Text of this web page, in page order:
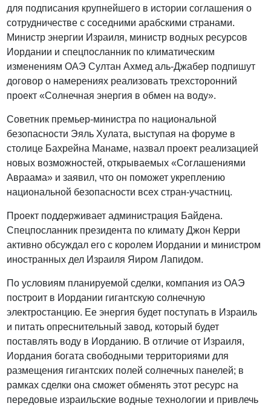
для подписания крупнейшего в истории соглашения о
сотрудничестве с соседними арабскими странами.
Министр энергии Израиля, министр водных ресурсов
Иордании и спецпосланник по климатическим
изменениям ОАЭ Султан Ахмед аль-Джабер подпишут
договор о намерениях реализовать трехсторонний
проект «Солнечная энергия в обмен на воду».
Советник премьер-министра по национальной
безопасности Эяль Хулата, выступая на форуме в
столице Бахрейна Манаме, назвал проект реализацией
новых возможностей, открываемых «Соглашениями
Авраама» и заявил, что он поможет укреплению
национальной безопасности всех стран-участниц.
Проект поддерживает администрация Байдена.
Спецпосланник президента по климату Джон Керри
активно обсуждал его с королем Иордании и министром
иностранных дел Израиля Яиром Лапидом.
По условиям планируемой сделки, компания из ОАЭ
построит в Иордании гигантскую солнечную
электростанцию. Ее энергия будет поступать в Израиль
и питать опреснительный завод, который будет
поставлять воду в Иорданию. В отличие от Израиля,
Иордания богата свободными территориями для
размещения гигантских полей солнечных панелей; в
рамках сделки она сможет обменять этот ресурс на
передовые израильские водные технологии и привлечь